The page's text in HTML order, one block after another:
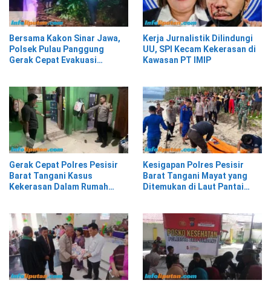
Bersama Kakon Sinar Jawa,
Polsek Pulau Panggung
Gerak Cepat Evakuasi
Kerja Jurnalistik Dilindungi
UU, SPI Kecam Kekerasan di
Kawasan PT IMIP
Gerak Cepat Polres Pesisir
Barat Tangani Kasus
Kekerasan Dalam Rumah
Kesigapan Polres Pesisir
Barat Tangani Mayat yang
Ditemukan di Laut Pantai